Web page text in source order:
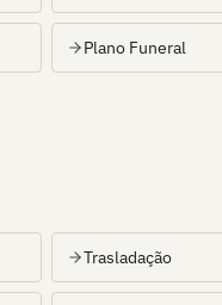
Plano Funeral
Trasladação